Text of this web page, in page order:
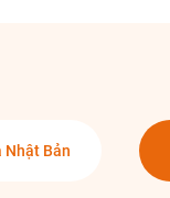
Nhật Bản